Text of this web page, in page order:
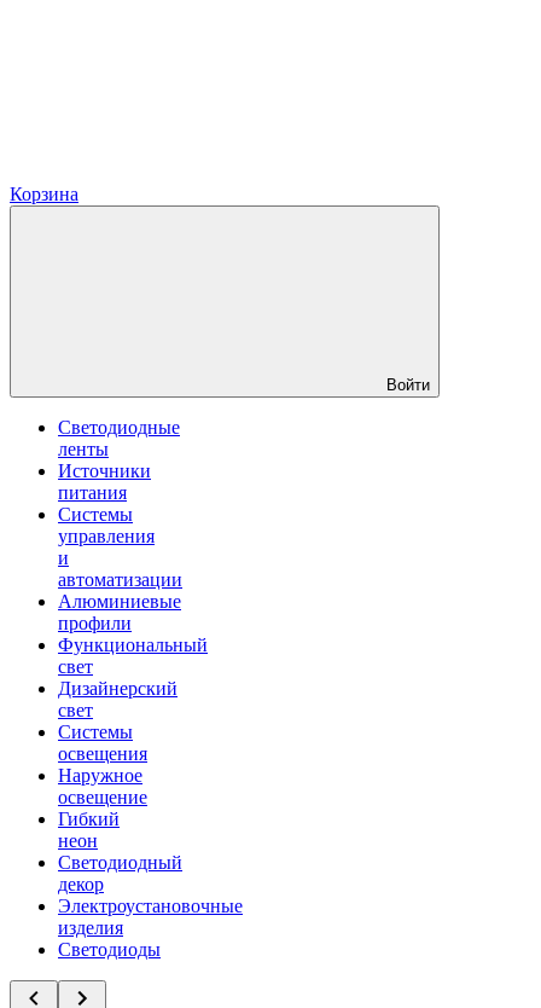
Корзина
Войти
Светодиодные
ленты
Источники
питания
Системы
управления
и
автоматизации
Алюминиевые
профили
Функциональный
свет
Дизайнерский
свет
Системы
освещения
Наружное
освещение
Гибкий
неон
Светодиодный
декор
Электроустановочные
изделия
Светодиоды